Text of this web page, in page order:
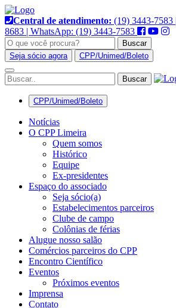
Pular
para
o
conteúdo
Central de atendimento: (19) 3443-7583
8683 | WhatsApp: (19) 3443-7583
Buscar
Seja sócio agora
CPP/Unimed/Boleto
Alternar
navegação
CPP/Unimed/Boleto
Notícias
O CPP Limeira
Quem somos
Histórico
Equipe
Ex-presidentes
Espaço do associado
Seja sócio(a)
Estabelecimentos parceiros
Clube de campo
Colônias de férias
Alugue nosso salão
Comércios parceiros do CPP
Encontro Científico
Eventos
Próximos eventos
Imprensa
Contato